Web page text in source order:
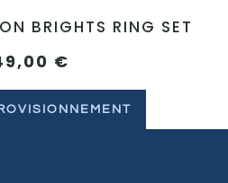
BRIGHTS RING SET
€